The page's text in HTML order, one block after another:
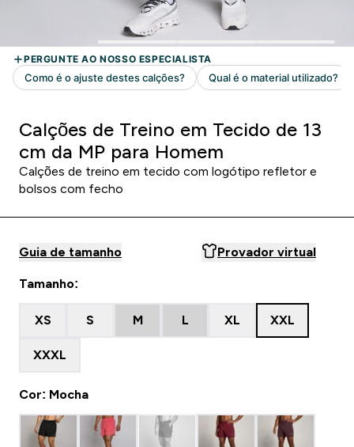
Calções de Treino em Tecido de 13
cm da MP para Homem
Calções de treino em tecido com logótipo refletor e
bolsos com fecho
Guia de tamanho Provador virtual
Tamanho:
XS S M L XL XXL
XXXL
Cor: Mocha